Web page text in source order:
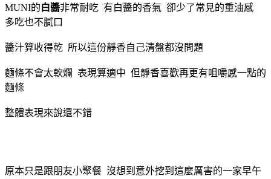
MUNI的白醬非常耐吃 有白醬的香氣 卻少了常見的重油感
多吃也不膩口
醬汁算收得乾 所以這份靜香自己清盤都沒問題
麵條不會太軟爛 表現算適中 但靜香喜歡再更有咀嚼感一點的
麵條
整體表現來說還不錯
原本只是跟朋友小聚餐 沒想到意外挖到這麼厲害的一家早午